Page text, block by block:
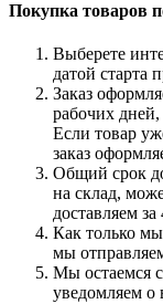
Покупка товаров
Выберете
датой старта
Заказ
рабочих дней,
Если товар
заказ
Общий срок
на склад,
доставляем
Как только
мы
Мы остаемся
уведомляем о